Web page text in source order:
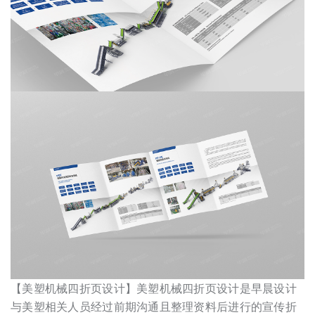
【美塑机械四折页设计】美塑机械四折页设计是早晨设计
与美塑相关人员经过前期沟通且整理资料后进行的宣传折